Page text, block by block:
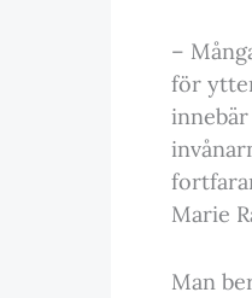
–
för
Marie
Man